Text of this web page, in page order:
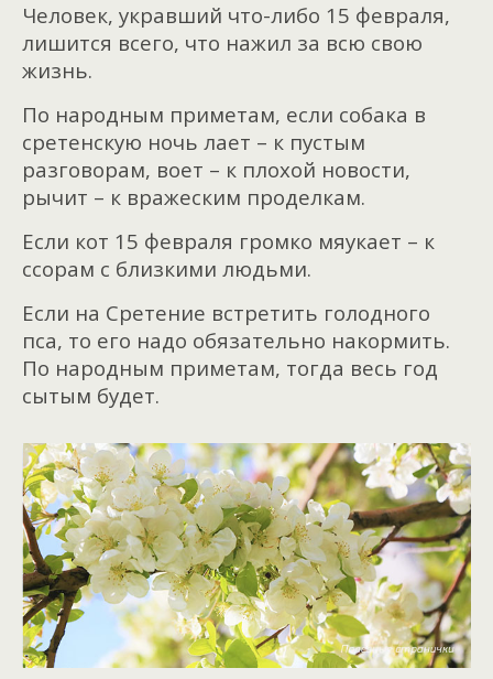
Человек, укравший что-либо 15 февраля,
лишится всего, что нажил за всю свою
жизнь.
По народным приметам, если собака в
сретенскую ночь лает – к пустым
разговорам, воет – к плохой новости,
рычит – к вражеским проделкам.
Если кот 15 февраля громко мяукает – к
ссорам с близкими людьми.
Если на Сретение встретить голодного
пса, то его надо обязательно накормить.
По народным приметам, тогда весь год
сытым будет.